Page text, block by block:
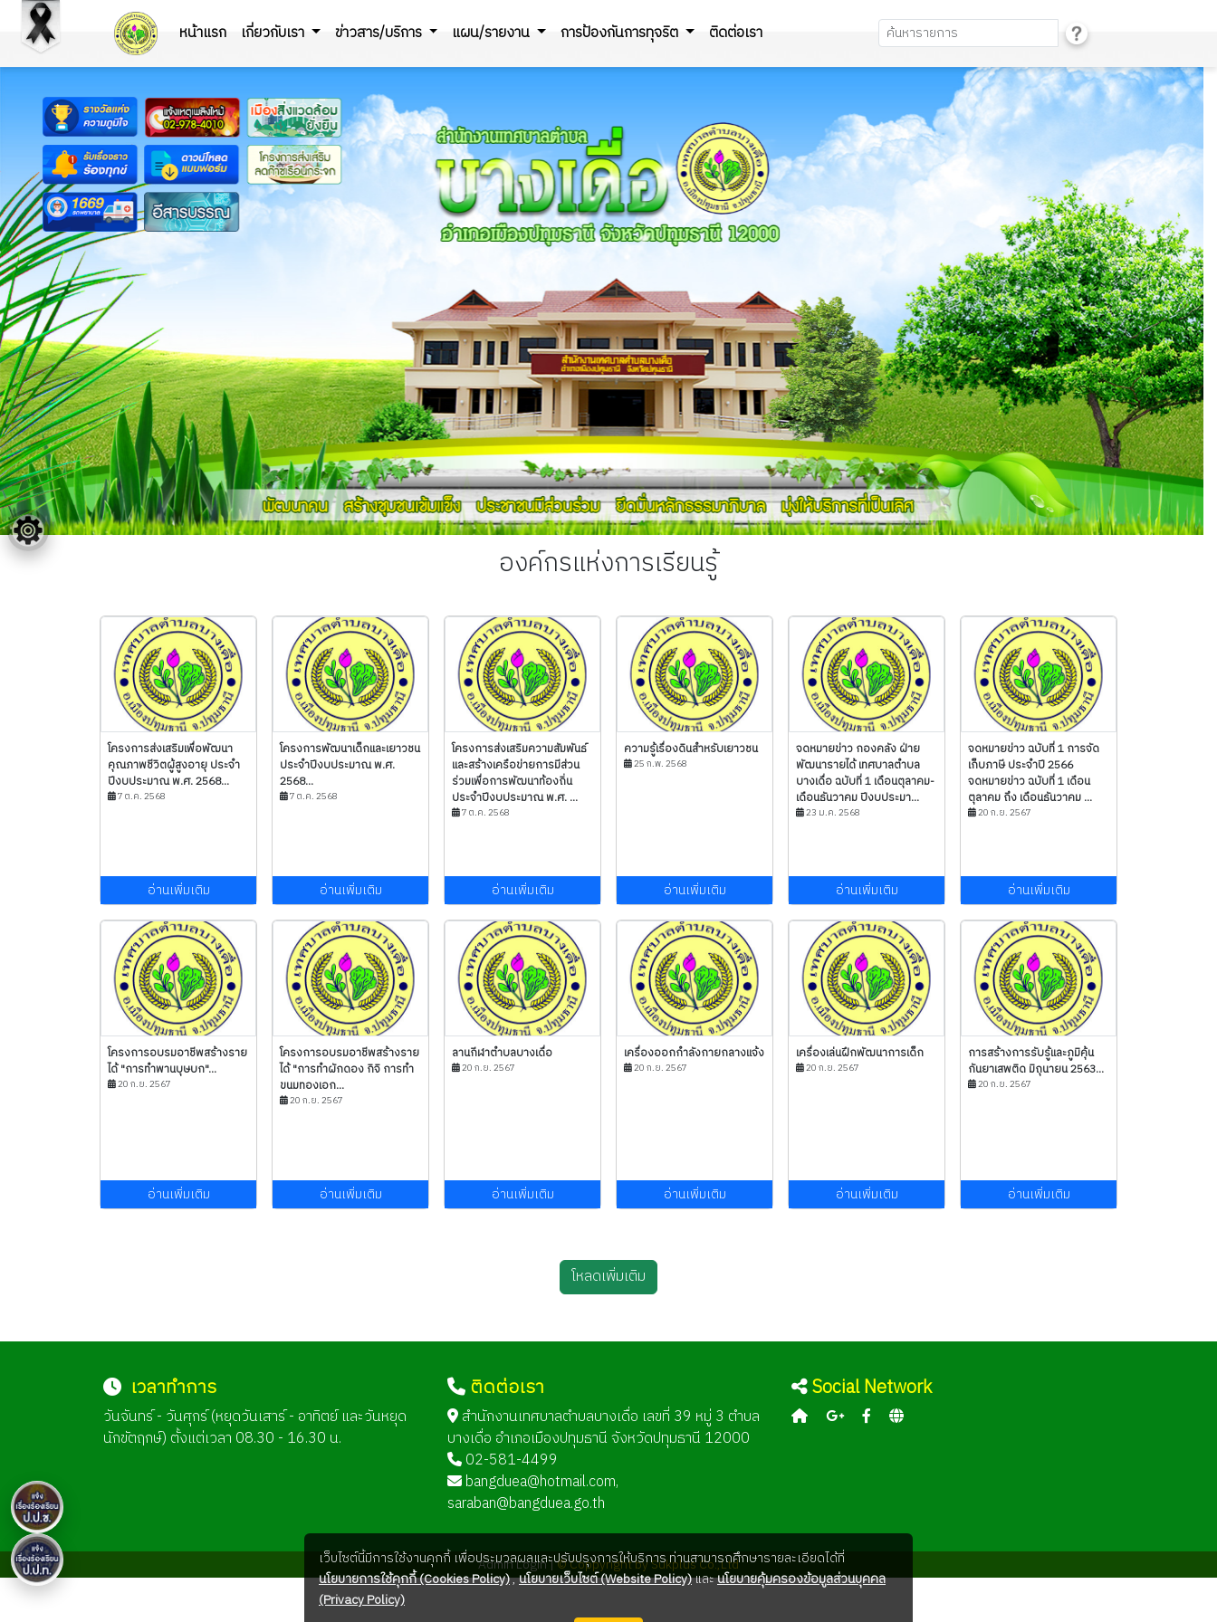
หน้าแรก เกี่ยวกับเรา ข่าวสาร/บริการ แผน/รายงาน การป้องกันการทุจริต ติดต่อเรา
องค์กรแห่งการเรียนรู้
โครงการส่งเสริมเพื่อพัฒนา
คุณภาพชีวิตผู้สูงอายุ ประจำ
ปีงบประมาณ พ.ศ. 2568...
7 ต.ค. 2568
อ่านเพิ่มเติม
โครงการพัฒนาเด็กและเยาวชน
ประจำปีงบประมาณ พ.ศ.
2568...
7 ต.ค. 2568
อ่านเพิ่มเติม
โครงการส่งเสริมความสัมพันธ์
และสร้างเครือข่ายการมีส่วน
ร่วมเพื่อการพัฒนาท้องถิ่น
ประจำปีงบประมาณ พ.ศ. ...
7 ต.ค. 2568
อ่านเพิ่มเติม
ความรู้เรื่องดินสำหรับเยาวชน
25 ก.พ. 2568
อ่านเพิ่มเติม
จดหมายข่าว กองคลัง ฝ่าย
พัฒนารายได้ เทศบาลตำบล
บางเดื่อ ฉบับที่ 1 เดือนตุลาคม-
เดือนธันวาคม ปีงบประมา...
23 ม.ค. 2568
อ่านเพิ่มเติม
จดหมายข่าว ฉบับที่ 1 การจัด
เก็บภาษี ประจำปี 2566
จดหมายข่าว ฉบับที่ 1 เดือน
ตุลาคม ถึง เดือนธันวาคม ...
20 ก.ย. 2567
อ่านเพิ่มเติม
โครงการอบรมอาชีพสร้างราย
ได้ "การทำพานบุษบก"...
20 ก.ย. 2567
อ่านเพิ่มเติม
โครงการอบรมอาชีพสร้างราย
ได้ "การทำผักดอง กิจิ การทำ
ขนมทองเอก...
20 ก.ย. 2567
อ่านเพิ่มเติม
ลานกีฬาตำบลบางเดื่อ
20 ก.ย. 2567
อ่านเพิ่มเติม
เครื่องออกกำลังกายกลางแจ้ง
20 ก.ย. 2567
อ่านเพิ่มเติม
เครื่องเล่นฝึกพัฒนาการเด็ก
20 ก.ย. 2567
อ่านเพิ่มเติม
การสร้างการรับรู้และภูมิคุ้น
กันยาเสพติด มิถุนายน 2563...
20 ก.ย. 2567
อ่านเพิ่มเติม
โหลดเพิ่มเติม
เวลาทำการ
วันจันทร์ - วันศุกร์ (หยุดวันเสาร์ - อาทิตย์ และวันหยุด
นักขัตฤกษ์) ตั้งแต่เวลา 08.30 - 16.30 น.
ติดต่อเรา
สำนักงานเทศบาลตำบลบางเดื่อ เลขที่ 39 หมู่ 3 ตำบล
บางเดื่อ อำเภอเมืองปทุมธานี จังหวัดปทุมธานี 12000
02-581-4499
bangduea@hotmail.com,
saraban@bangduea.go.th
Social Network
Admin Login |© Coppyright by Sukplus Co.,Ltd
เว็บไซต์นี้มีการใช้งานคุกกี้ เพื่อประมวลผลและปรับปรุงการให้บริการ ท่านสามารถศึกษารายละเอียดได้ที่
นโยบายการใช้คุกกี้ (Cookies Policy),นโยบายเว็บไซต์ (Website Policy)และนโยบายคุ้มครองข้อมูลส่วนบุคคล
(Privacy Policy)